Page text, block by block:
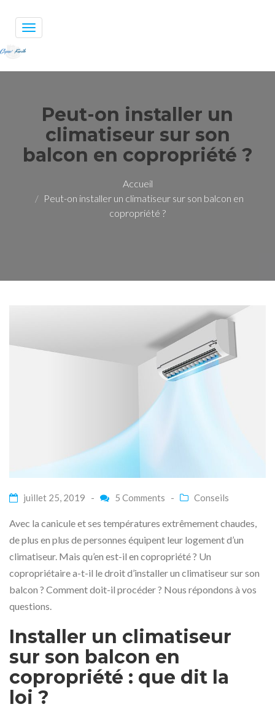
Toggle
navigation
Peut-on installer un
climatiseur sur son
balcon en copropriété ?
Accueil
Peut-on installer un climatiseur sur son balcon en
copropriété ?
juillet 25, 2019 - 5 Comments - Conseils
Avec la canicule et ses températures extrêmement chaudes,
de plus en plus de personnes équipent leur logement d’un
climatiseur. Mais qu’en est-il en copropriété ? Un
copropriétaire a-t-il le droit d’installer un climatiseur sur son
balcon ? Comment doit-il procéder ? Nous répondons à vos
questions.
Installer un climatiseur
sur son balcon en
copropriété : que dit la
loi ?